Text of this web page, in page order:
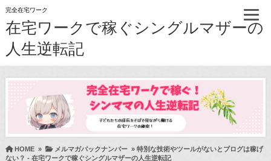
完全在宅ワーク
在宅ワークで稼ぐシングルマザーの
人生逆転記
HOME» メルマガバックナンバー» 特別な技術やツールがないとブログは稼げ
ない？ - 在宅ワークで稼ぐシングルマザーの人生逆転記